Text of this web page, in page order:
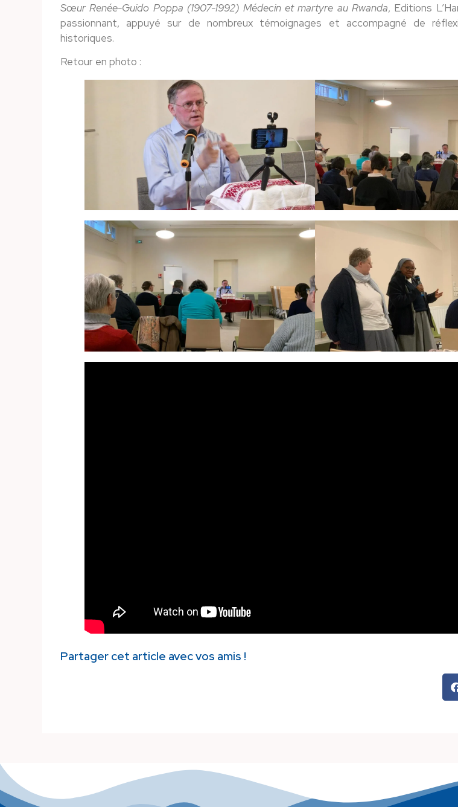
Sœur Renée-Guido Poppa (1907-1992) Médecin et martyre au Rwanda, Editions
passionnant, appuyé sur de nombreux témoignages et accompagné de
historiques.
Retour en photo :
Partager cet article avec vos amis !